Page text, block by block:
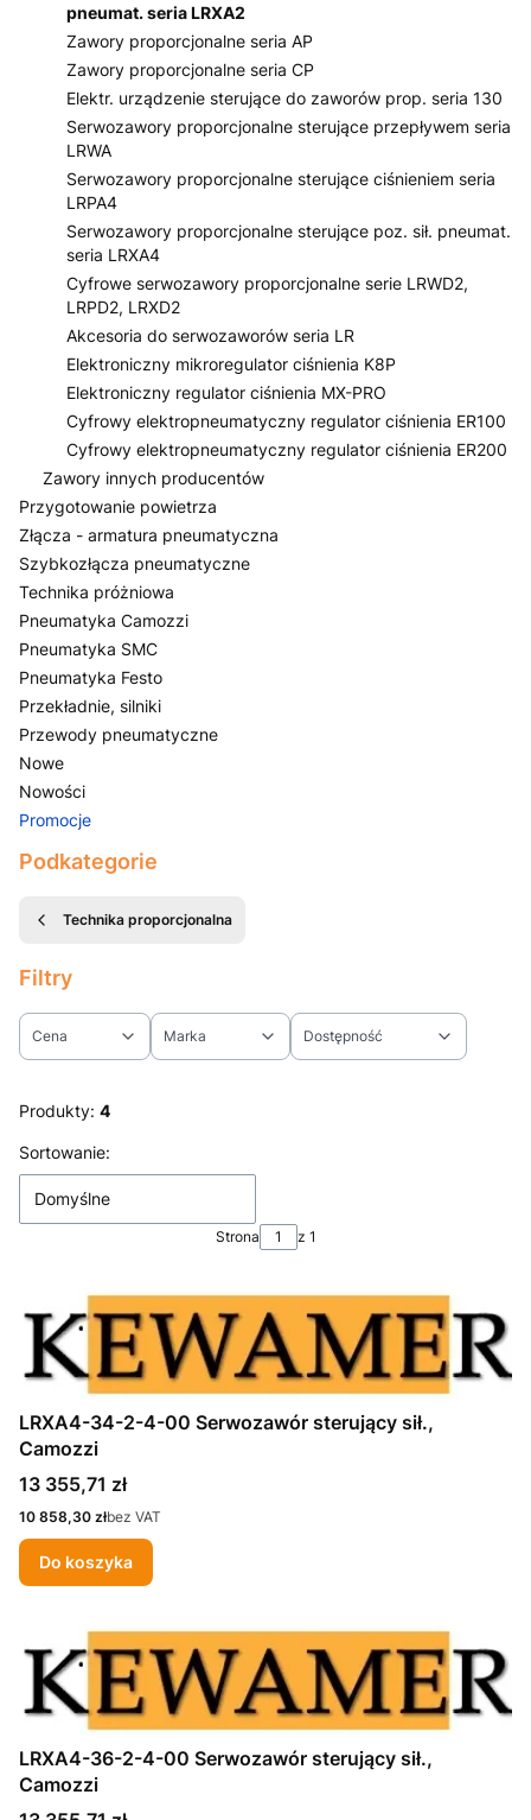
pneumat. seria LRXA2
Zawory proporcjonalne seria AP
Zawory proporcjonalne seria CP
Elektr. urządzenie sterujące do zaworów prop. seria 130
Serwozawory proporcjonalne sterujące przepływem seria
LRWA
Serwozawory proporcjonalne sterujące ciśnieniem seria
LRPA4
Serwozawory proporcjonalne sterujące poz. sił. pneumat.
seria LRXA4
Cyfrowe serwozawory proporcjonalne serie LRWD2,
LRPD2, LRXD2
Akcesoria do serwozaworów seria LR
Elektroniczny mikroregulator ciśnienia K8P
Elektroniczny regulator ciśnienia MX-PRO
Cyfrowy elektropneumatyczny regulator ciśnienia ER100
Cyfrowy elektropneumatyczny regulator ciśnienia ER200
Zawory innych producentów
Przygotowanie powietrza
Złącza - armatura pneumatyczna
Szybkozłącza pneumatyczne
Technika próżniowa
Pneumatyka Camozzi
Pneumatyka SMC
Pneumatyka Festo
Przekładnie, silniki
Przewody pneumatyczne
Nowe
Nowości
Promocje
Koniec menu
Podkategorie
Technika proporcjonalna
Filtry
Cena Marka Dostępność
Produkty: 4
Lista produktów
Sortowanie:
Domyślne
Strona z 1
LRXA4-34-2-4-00 Serwozawór sterujący sił.,
Camozzi
Cena
13 355,71 zł
Cena
10 858,30 złbez VAT
Do koszyka
LRXA4-36-2-4-00 Serwozawór sterujący sił.,
Camozzi